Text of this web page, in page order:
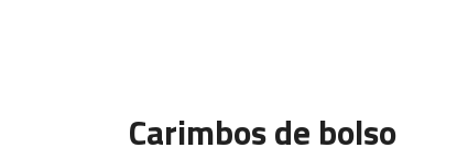
Carimbos de bolso